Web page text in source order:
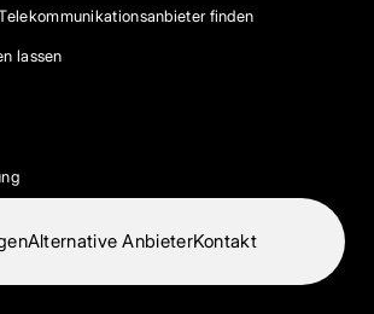
Alternative AnbieterKontakt
finden
lassen
Rechte vorbehalten.